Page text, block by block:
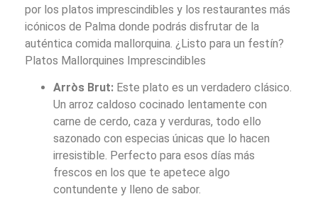
por los platos imprescindibles y los restaurantes más
icónicos de Palma donde podrás disfrutar de la
auténtica comida mallorquina. ¿Listo para un festín?
Platos Mallorquines Imprescindibles
Arròs Brut: Este plato es un verdadero clásico.
Un arroz caldoso cocinado lentamente con
carne de cerdo, caza y verduras, todo ello
sazonado con especias únicas que lo hacen
irresistible. Perfecto para esos días más
frescos en los que te apetece algo
contundente y lleno de sabor.